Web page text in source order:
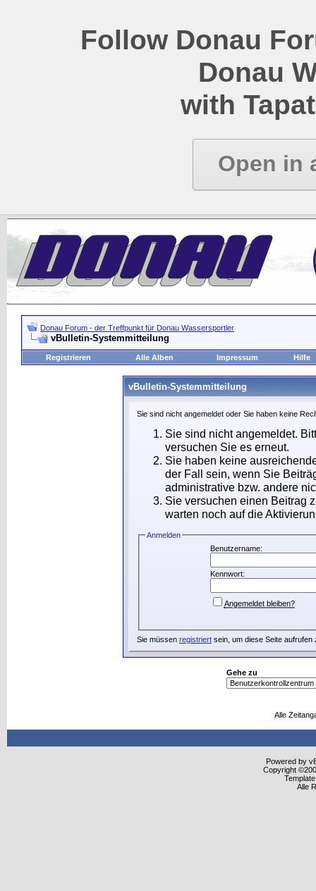
Follow Donau
Donau
with
Open in
Donau Forum - der Treffpunkt für Donau Wassersportler
vBulletin-Systemmitteilung
Registrieren Alle Alben Impressum Hilfe
vBulletin-Systemmitteilung
Sie sind nicht angemeldet oder Sie haben keine
Sie sind nicht angemeldet.
versuchen Sie es erneut.
Sie haben keine
der Fall sein, wenn Sie
administrative bzw. andere
Sie versuchen einen Beitrag
warten noch auf die
Anmelden
Benutzername:
Kennwort:
Angemeldet bleiben?
Sie müssen registriert sein, um diese Seite aufrufen
Gehe zu
Alle
Powered by
Copyright
Alle